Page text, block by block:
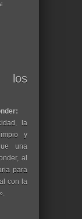
los
la
y
una
al
para
con la